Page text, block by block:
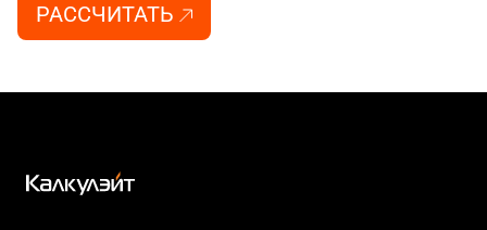
РАССЧИТАТЬ